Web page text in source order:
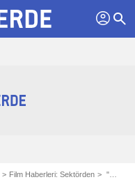
profil search
Film Haberleri: Sektörden "Oyuncak Hikayesi 5" Yerli Gişede Liderliği Kimseye Bırakmadı